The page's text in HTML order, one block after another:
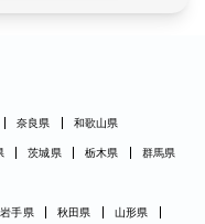
奈良県 和歌山県
茨城県 栃木県 群馬県
岩手県 秋田県
山形県